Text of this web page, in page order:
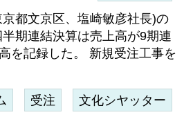
都文京区、塩崎敏彦社長)の
期連結決算は売上高が9期連
を記録した。 新規受注工事を
受注 文化シヤッター